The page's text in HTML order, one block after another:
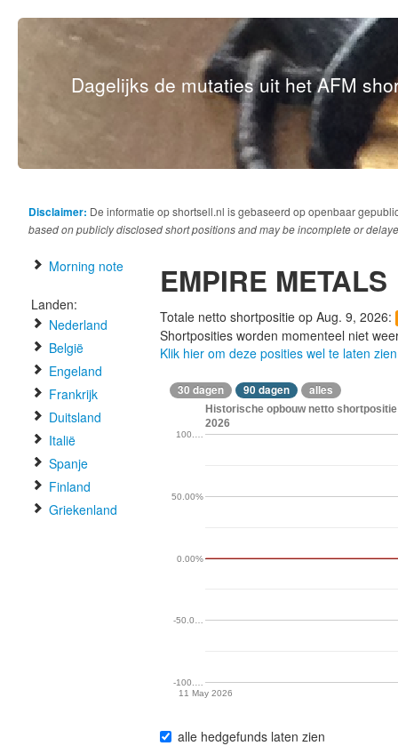
Dagelijks de mutaties uit het AFM
Disclaimer: De informatie op shortsell.nl is gebaseerd op openbaar
based on publicly disclosed short positions and may be incomplete or
Morning note
Landen:
Nederland
België
Engeland
Frankrijk
Duitsland
Italië
Spanje
Finland
Griekenland
EMPIRE METALS
Totale netto shortpositie op Aug. 9, 2026:
Shortposities worden momenteel niet
Klik hier om deze posities wel te laten zien
30 dagen 90 dagen alles
Historische opbouw netto shortpositie
2026
11 May 2026
-100.…
-50.0…
0.00%
50.00%
100.…
alle hedgefunds laten zien